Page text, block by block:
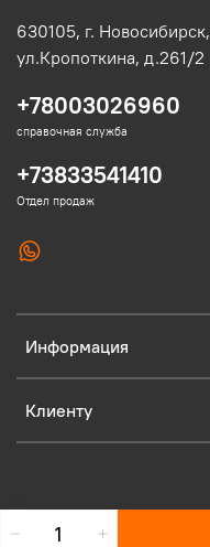
Информация
Клиенту
630105, г. Новосибирск,
ул.Кропоткина, д.261/2
+78003026960
справочная служба
+73833541410
Отдел продаж